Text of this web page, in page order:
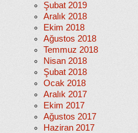
Şubat 2019
Aralık 2018
Ekim 2018
Ağustos 2018
Temmuz 2018
Nisan 2018
Şubat 2018
Ocak 2018
Aralık 2017
Ekim 2017
Ağustos 2017
Haziran 2017